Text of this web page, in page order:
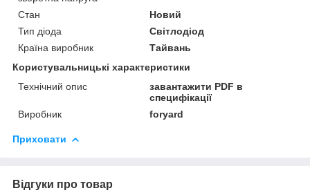
Стан
Новий
Тип діода
Світлодіод
Країна виробник
Тайвань
Користувальницькі характеристики
Технічний опис
завантажити PDF в
специфікації
Виробник
foryard
Приховати
Відгуки про товар